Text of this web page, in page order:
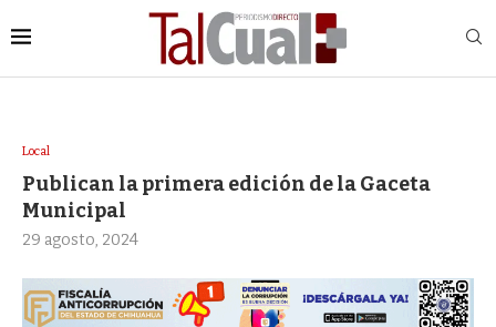
Local
Publican la primera edición de la Gaceta
Municipal
29 agosto, 2024